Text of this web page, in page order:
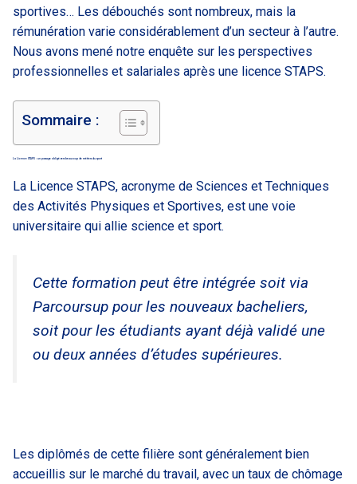
sportives… Les débouchés sont nombreux, mais la
rémunération varie considérablement d’un secteur à l’autre.
Nous avons mené notre enquête sur les perspectives
professionnelles et salariales après une licence STAPS.
Sommaire :
La Licence STAPS : un passage obligé vers beaucoup de métiers du sport
La Licence STAPS, acronyme de Sciences et Techniques
des Activités Physiques et Sportives, est une voie
universitaire qui allie science et sport.
Cette formation peut être intégrée soit via
Parcoursup pour les nouveaux bacheliers,
soit pour les étudiants ayant déjà validé une
ou deux années d’études supérieures.
Les diplômés de cette filière sont généralement bien
accueillis sur le marché du travail, avec un taux de chômage